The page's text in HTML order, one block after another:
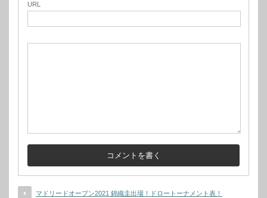
URL
マドリードオープン2021 錦織圭出場！ドロートーナメント表！